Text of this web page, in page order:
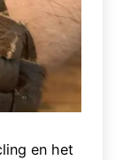
en het